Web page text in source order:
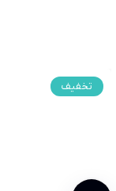
تخفیف